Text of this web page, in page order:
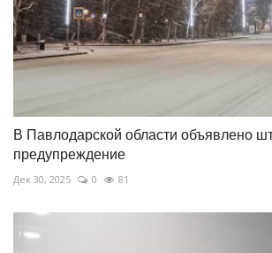
В Павлодарской области объявлено
предупреждение
Дек 30, 2025 0 81